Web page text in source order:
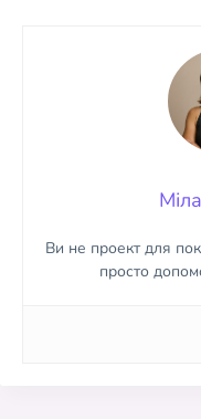
Ви не проект для
просто